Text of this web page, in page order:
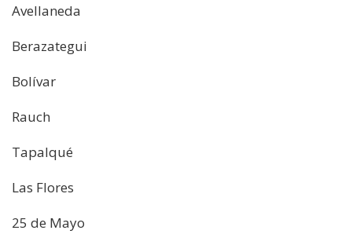
Avellaneda
Berazategui
Bolívar
Rauch
Tapalqué
Las Flores
25 de Mayo